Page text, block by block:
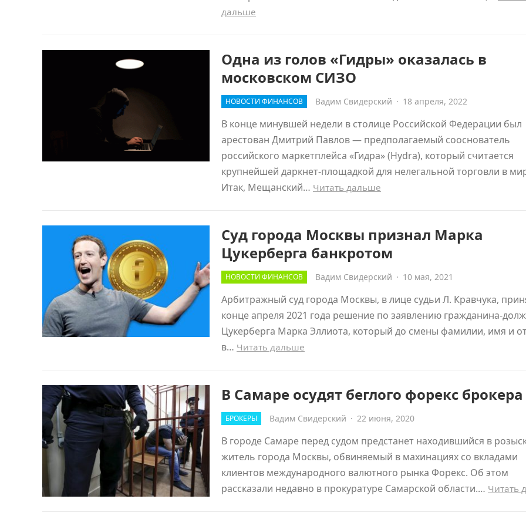
дальше
Одна из голов «Гидры» оказалась в
московском СИЗО
НОВОСТИ ФИНАНСОВ Вадим Свидерский · 18 апреля, 2022
В конце минувшей недели в столице Российской Федерации был
арестован Дмитрий Павлов — предполагаемый сооснователь
российского маркетплейса «Гидра» (Hydra), который считается
крупнейшей даркнет-площадкой для нелегальной торговли в
Итак, Мещанский… Читать дальше
Суд города Москвы признал Марка
Цукерберга банкротом
НОВОСТИ ФИНАНСОВ Вадим Свидерский · 10 мая, 2021
Арбитражный суд города Москвы, в лице судьи Л. Кравчука,
конце апреля 2021 года решение по заявлению гражданина-
Цукерберга Марка Эллиота, который до смены фамилии, имя и
в… Читать дальше
В Самаре осудят беглого форекс брокера
БРОКЕРЫ Вадим Свидерский · 22 июня, 2020
В городе Самаре перед судом предстанет находившийся в
житель города Москвы, обвиняемый в махинациях со вкладами
клиентов международного валютного рынка Форекс. Об этом
рассказали недавно в прокуратуре Самарской области.… Читать